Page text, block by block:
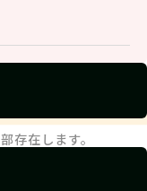
存在します。